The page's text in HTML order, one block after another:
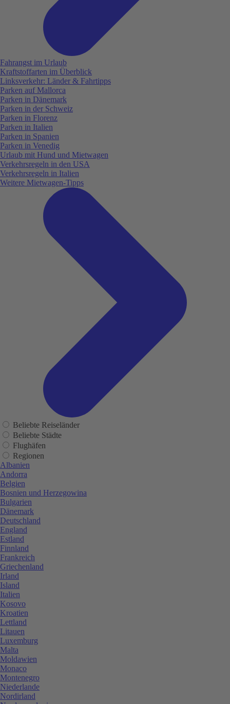
Fahrangst im Urlaub
Kraftstoffarten im Überblick
Linksverkehr: Länder & Fahrtipps
Parken auf Mallorca
Parken in Dänemark
Parken in der Schweiz
Parken in Florenz
Parken in Italien
Parken in Spanien
Parken in Venedig
Urlaub mit Hund und Mietwagen
Verkehrsregeln in den USA
Verkehrsregeln in Italien
Weitere Mietwagen-Tipps
Beliebte Reiseländer
Beliebte Städte
Flughäfen
Regionen
Albanien
Andorra
Belgien
Bosnien und Herzegowina
Bulgarien
Dänemark
Deutschland
England
Estland
Finnland
Frankreich
Griechenland
Irland
Island
Italien
Kosovo
Kroatien
Lettland
Litauen
Luxemburg
Malta
Moldawien
Monaco
Montenegro
Niederlande
Nordirland